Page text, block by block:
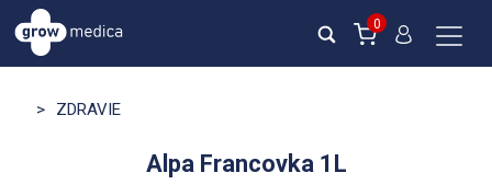
0
> ZDRAVIE
Alpa Francovka 1L